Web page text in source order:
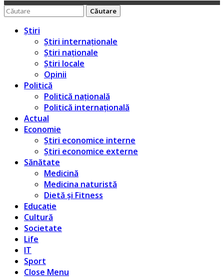
Caută
pentru:
Știri
Știri internaționale
Știri naționale
Știri locale
Opinii
Politică
Politică națională
Politică internațională
Actual
Economie
Știri economice interne
Știri economice externe
Sănătate
Medicină
Medicina naturistă
Dietă și Fitness
Educație
Cultură
Societate
Life
IT
Sport
Close Menu